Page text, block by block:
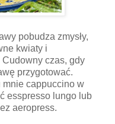
pobudza zmysły,
kwiaty i
czas, gdy
przygotować.
cappuccino w
esspresso lungo lub
aeropress.